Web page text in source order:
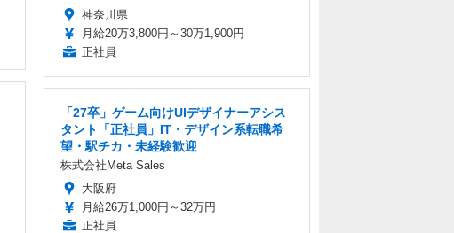
神奈川県
月給20万3,800円～30万1,900円
正社員
「27卒」ゲーム向けUIデザイナーアシス
タント「正社員」IT・デザイン系転職希
望・駅チカ・未経験歓迎
株式会社Meta Sales
大阪府
月給26万1,000円～32万円
正社員